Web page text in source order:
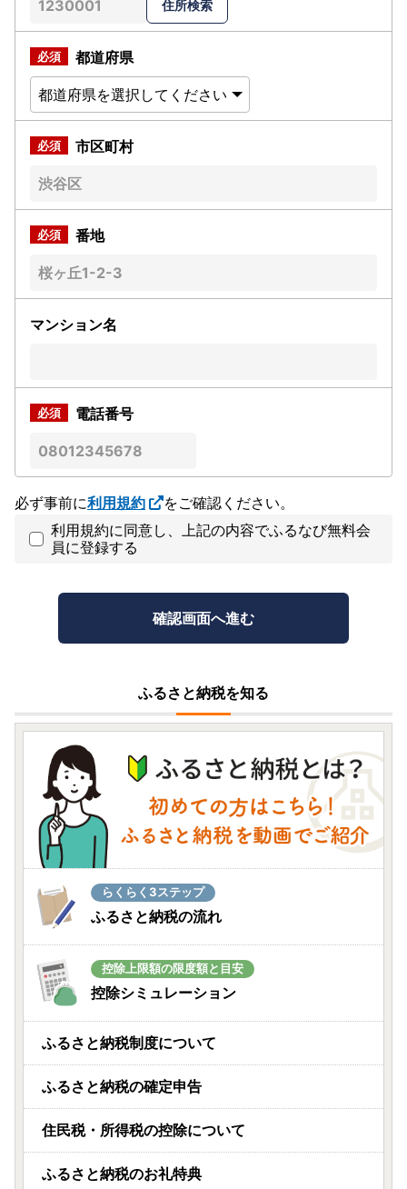
都道府県
市区町村
番地
マンション名
電話番号
必ず事前に利用規約
をご確認ください。
利用規約に同意し、上記の内容でふるなび無料会
員に登録する
ふるさと納税を知る
らくらく3ステップ
ふるさと納税の流れ
控除上限額の限度額と目安
控除シミュレーション
ふるさと納税制度について
ふるさと納税の確定申告
住民税・所得税の控除について
ふるさと納税のお礼特典